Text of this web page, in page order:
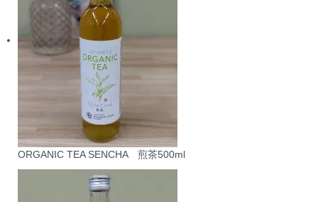
ORGANIC TEA SENCHA 煎茶500ml